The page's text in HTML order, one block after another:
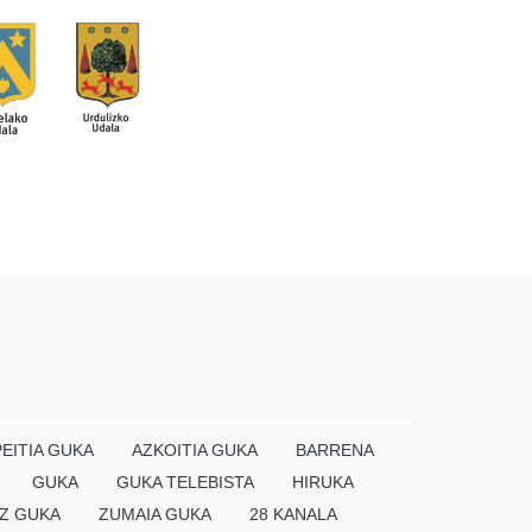
GUKA AZKOITIA GUKA
BARRENA
GUKA GUKA TELEBISTA
HIRUKA
GUKA ZUMAIA GUKA 28 KANALA